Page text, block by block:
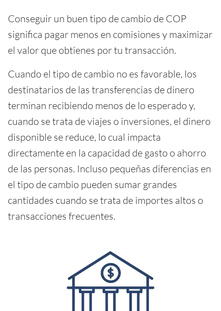
Conseguir un buen tipo de cambio de COP
significa pagar menos en comisiones y maximizar
el valor que obtienes por tu transacción.
Cuando el tipo de cambio no es favorable, los
destinatarios de las transferencias de dinero
terminan recibiendo menos de lo esperado y,
cuando se trata de viajes o inversiones, el dinero
disponible se reduce, lo cual impacta
directamente en la capacidad de gasto o ahorro
de las personas. Incluso pequeñas diferencias en
el tipo de cambio pueden sumar grandes
cantidades cuando se trata de importes altos o
transacciones frecuentes.